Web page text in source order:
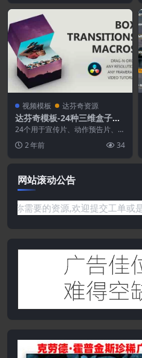
视频模板 达芬奇资源
达芬奇模板-24种三维盒子翻
转过渡转场动画 Box Transit
ions
24个用于宣传片、动作预告片、体
用，只需拖放即可调整...
2 年前 34
网站滚动公告
要的资源,欢迎提交工单或是添